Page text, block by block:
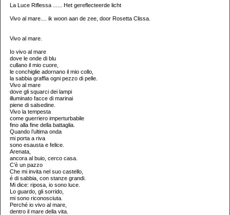
La Luce Riflessa ...... Het gereflecteerde licht
Vivo al mare.... ik woon aan de zee, door Rosetta Clissa.
Vivo al mare.
Io vivo al mare
dove le onde di blu
cullano il mio cuore,
le conchiglie adornano il mio collo,
la sabbia graffia ogni pezzo di pelle.
Vivo al mare
dove gli squarci dei lampi
illuminato facce di marinai
piene di salsedine.
Vivo la tempesta
come guerriero imperturbabile
fino alla fine della battaglia.
Quando l’ultima onda
mi porta a riva
sono esausta e felice.
Arenata,
ancora al buio, cerco casa.
C’è un pazzo
Che mi invita nel suo castello,
é di sabbia, con stanze grandi.
Mi dice: riposa, io sono luce.
Lo guardo, gli sorrido,
mi sono riconosciuta.
Perché io vivo al mare,
dentro il mare della vita.